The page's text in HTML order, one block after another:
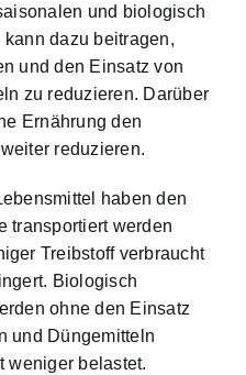
und biologisch
dazu beitragen,
und den Einsatz von
zu reduzieren. Darüber
Ernährung den
reduzieren.
haben den
transportiert werden
Treibstoff verbraucht
Biologisch
ohne den Einsatz
und Düngemitteln
weniger belastet.